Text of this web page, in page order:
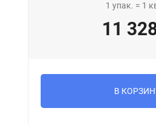
1 упак. = 1
11
В